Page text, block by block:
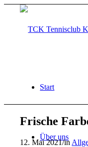
Start
Über uns
Frische
12. Mai 2021/in